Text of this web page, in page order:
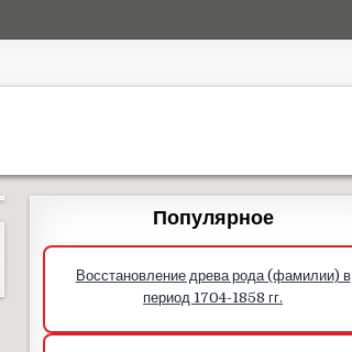
Популярное
Восстановление древа рода (фамилии) в
период 1704-1858 гг.